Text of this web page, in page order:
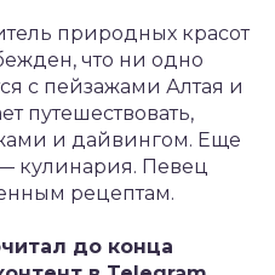
природных красот
что ни одно
с пейзажами Алтая и
путешествовать,
и дайвингом. Еще
кулинария. Певец
рецептам.
до конца